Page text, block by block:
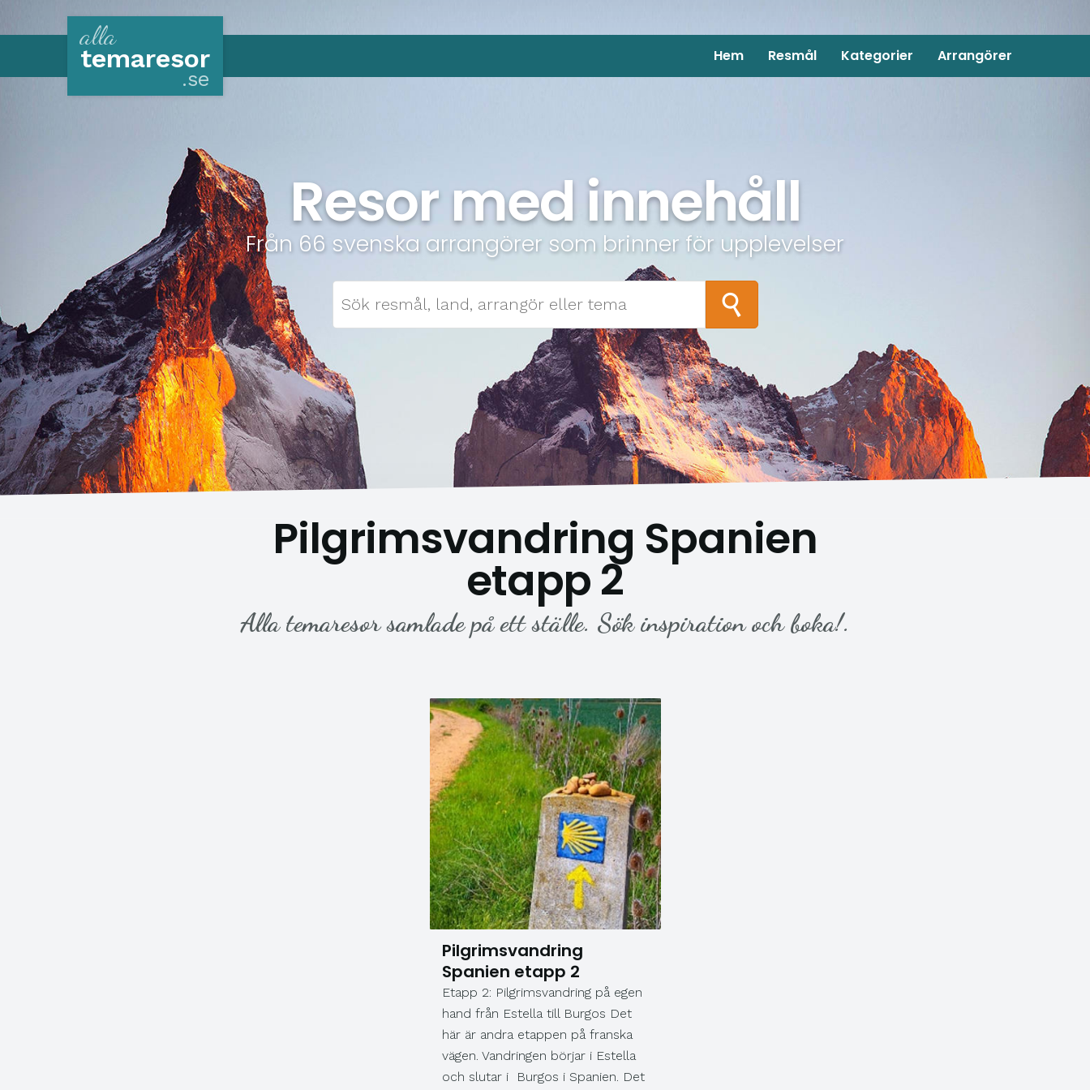
alla
temaresor
.se
Hem Resmål Kategorier Arrangörer
Resor med innehåll
Från 66 svenska arrangörer som brinner för upplevelser
Pilgrimsvandring Spanien
etapp 2
Alla temaresor samlade på ett ställe. Sök inspiration och boka!.
Pilgrimsvandring
Spanien etapp 2
Etapp 2: Pilgrimsvandring på egen
hand från Estella till Burgos Det
här är andra etappen på franska
vägen. Vandringen börjar i Estella
och slutar i Burgos i Spanien. Det